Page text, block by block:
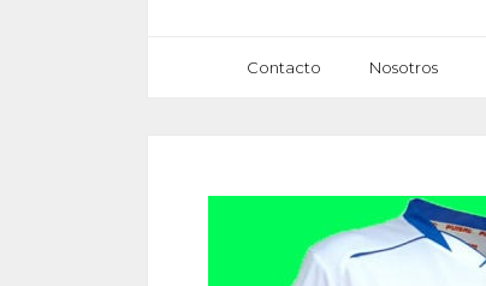
Contacto Nosotros